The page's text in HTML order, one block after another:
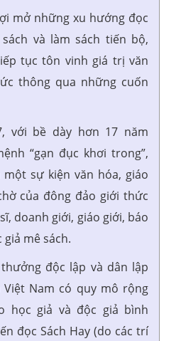
mở những xu hướng đọc
và làm sách tiến bộ,
tục tôn vinh giá trị văn
thông qua những cuốn
với bề dày hơn 17 năm
“gạn đục khơi trong”,
một sự kiện văn hóa, giáo
của đông đảo giới thức
doanh giới, giáo giới, báo
mê sách.
độc lập và dân lập
Việt Nam có quy mô rộng
học giả và độc giả bình
đọc Sách Hay (do các trí